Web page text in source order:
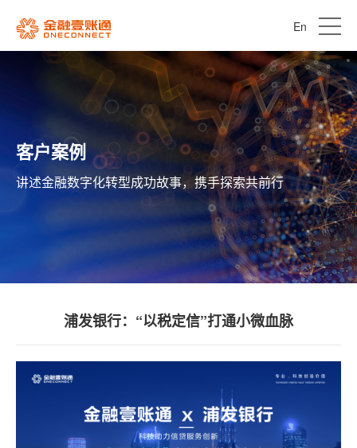
En
客户案例
讲述金融数字化转型成功故事，携手探索共前行
浦发银行：“以税定信”打通小微血脉